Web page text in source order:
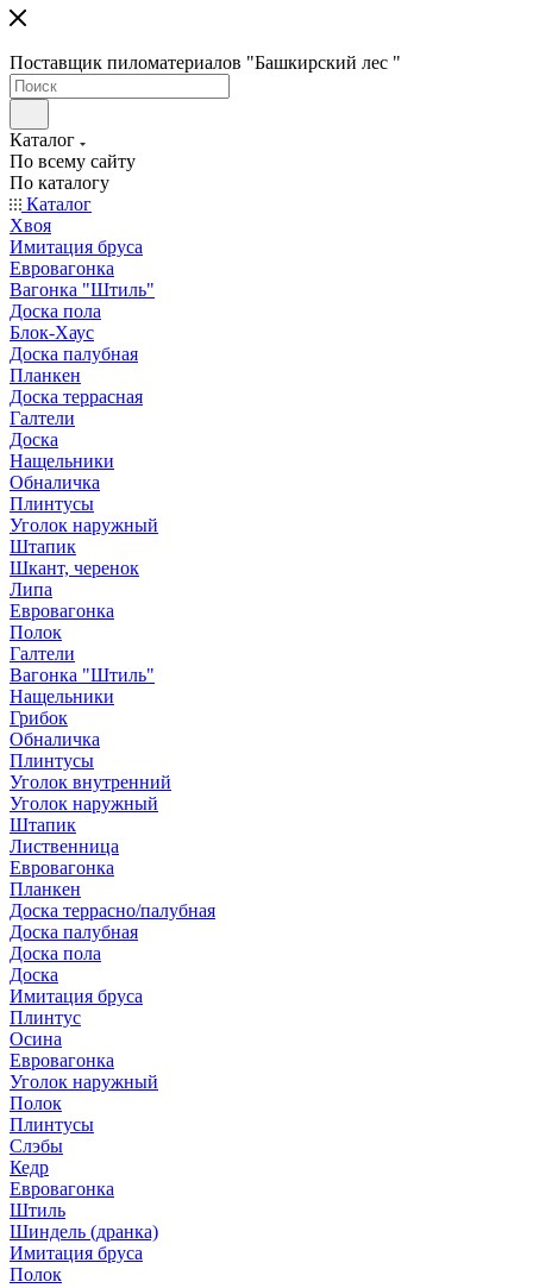
Поставщик пиломатериалов "Башкирский лес "
Каталог
По всему сайту
По каталогу
Каталог
Хвоя
Имитация бруса
Евровагонка
Вагонка "Штиль"
Доска пола
Блок-Хаус
Доска палубная
Планкен
Доска террасная
Галтели
Доска
Нащельники
Обналичка
Плинтусы
Уголок наружный
Штапик
Шкант, черенок
Липа
Евровагонка
Полок
Галтели
Вагонка "Штиль"
Нащельники
Грибок
Обналичка
Плинтусы
Уголок внутренний
Уголок наружный
Штапик
Лиственница
Евровагонка
Планкен
Доска террасно/палубная
Доска палубная
Доска пола
Доска
Имитация бруса
Плинтус
Осина
Евровагонка
Уголок наружный
Полок
Плинтусы
Слэбы
Кедр
Евровагонка
Штиль
Шиндель (дранка)
Имитация бруса
Полок